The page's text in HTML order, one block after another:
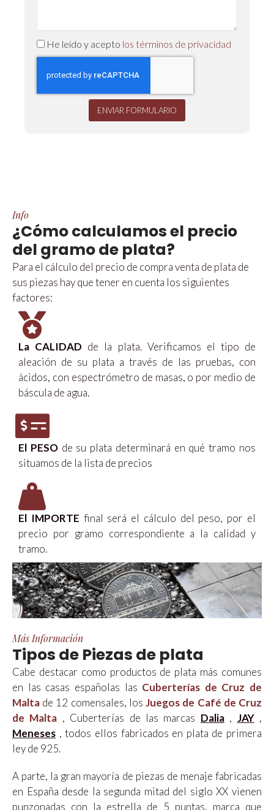
He leído y acepto los términos de privacidad
ENVIAR FORMULARIO
Info
¿Cómo calculamos el precio
del gramo de plata?
Para el cálculo del precio de compra venta de plata de
sus piezas hay que tener en cuenta los siguientes
factores:
La CALIDAD de la plata. Verificamos el tipo de
aleación de su plata a través de las pruebas, con
ácidos, con espectrómetro de masas, o por medio de
báscula de agua.
El PESOde su plata determinará en qué tramo nos
situamos de la lista de precios
El IMPORTE final será el cálculo del peso, por el
precio por gramo correspondiente a la calidad y
tramo.
Más Información
Tipos de Piezas de plata
Cabe destacar como productos de plata más comunes
en las casas españolas las Cuberterías de Cruz de
Malta de 12 comensales, losJuegos de Café de Cruz
de Malta , Cuberterías de las marcas Dalia, JAY,
Meneses , todos ellos fabricados en plata de primera
ley de 925.
A parte, la gran mayoría de piezas de menaje fabricadas
en España desde la segunda mitad del siglo XX vienen
punzonadas con la estrella de 5 puntas, marca que